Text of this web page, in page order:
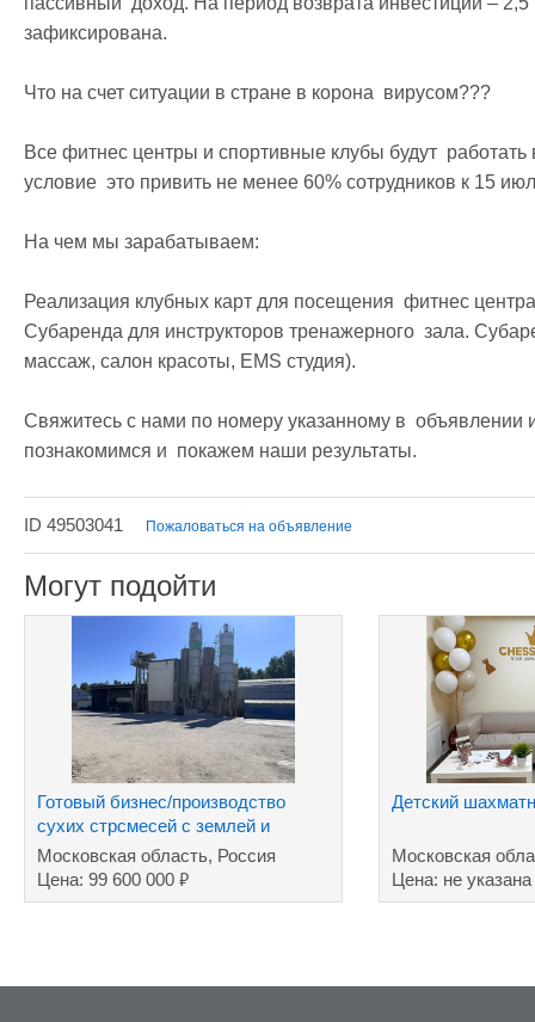
зафиксирована.
Что на счет ситуации в стране в корона  вирусом???
Все фитнес центры и спортивные клубы будут
условие  это привить не менее 60% сотрудников к 15
На чем мы зарабатываем:
Реализация клубных карт для посещения  фитнес
Субаренда для инструкторов тренажерного  зала.
массаж, салон красоты, EMS студия).
Свяжитесь с нами по номеру указанному в  объявлении
познакомимся и  покажем наши результаты.
ID 49503041 Пожаловаться на объявление
Могут подойти
Готовый бизнес/производство
сухих стрсмесей с землей и
торговой маркой
Московская область, Россия
Цена: 99 600 000 ₽
Детский
Московская
Цена: не указана